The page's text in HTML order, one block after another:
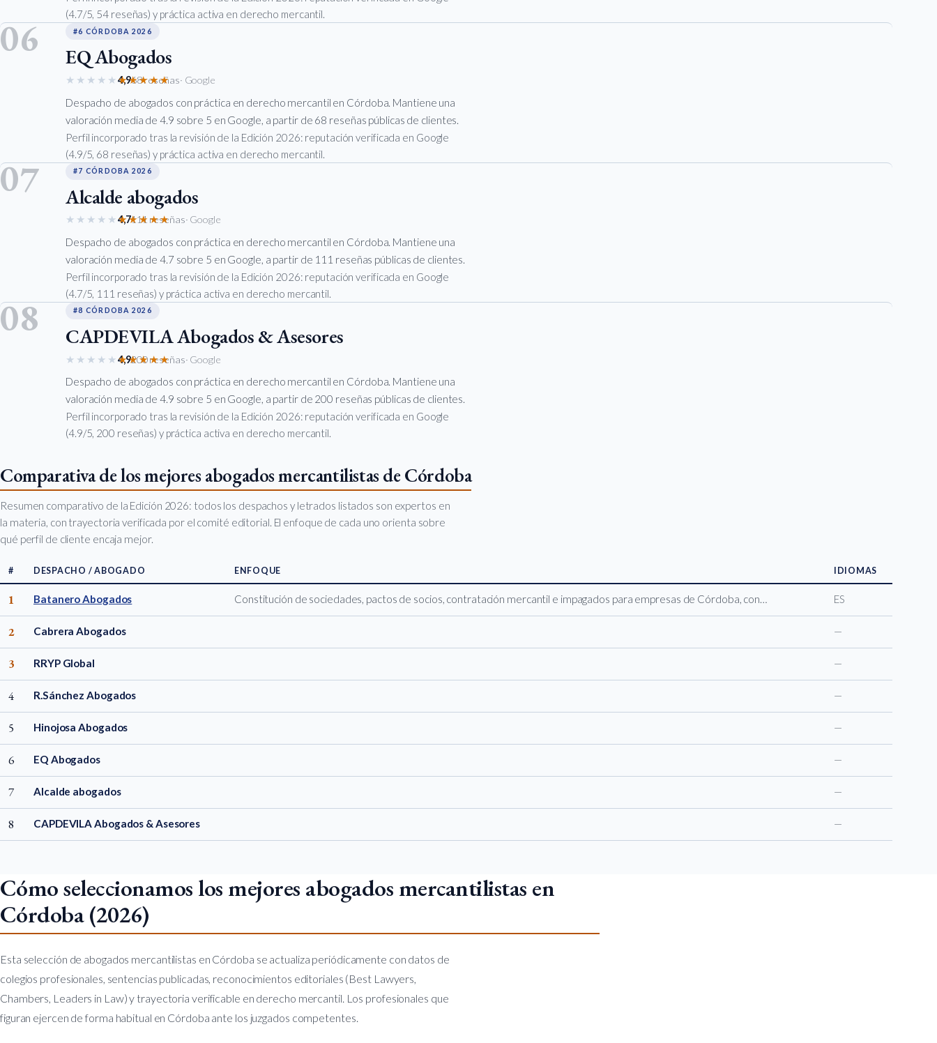
(4.7/5, 54 reseñas) y práctica activa en derecho mercantil.
06 #6 CÓRDOBA 2026
EQ Abogados
★★★★★★★★★★
4,968 reseñas· Google
Despacho de abogados con práctica en derecho mercantil en Córdoba. Mantiene una
valoración media de 4.9 sobre 5 en Google, a partir de 68 reseñas públicas de clientes.
Perfil incorporado tras la revisión de la Edición 2026: reputación verificada en Google
(4.9/5, 68 reseñas) y práctica activa en derecho mercantil.
07 #7 CÓRDOBA 2026
Alcalde abogados
★★★★★★★★★★
4,7111 reseñas· Google
Despacho de abogados con práctica en derecho mercantil en Córdoba. Mantiene una
valoración media de 4.7 sobre 5 en Google, a partir de 111 reseñas públicas de clientes.
Perfil incorporado tras la revisión de la Edición 2026: reputación verificada en Google
(4.7/5, 111 reseñas) y práctica activa en derecho mercantil.
08 #8 CÓRDOBA 2026
CAPDEVILA Abogados & Asesores
★★★★★★★★★★
4,9200 reseñas· Google
Despacho de abogados con práctica en derecho mercantil en Córdoba. Mantiene una
valoración media de 4.9 sobre 5 en Google, a partir de 200 reseñas públicas de clientes.
Perfil incorporado tras la revisión de la Edición 2026: reputación verificada en Google
(4.9/5, 200 reseñas) y práctica activa en derecho mercantil.
Comparativa de los mejores abogados mercantilistas de Córdoba
Resumen comparativo de la Edición 2026: todos los despachos y letrados listados son expertos en
la materia, con trayectoria verificada por el comité editorial. El enfoque de cada uno orienta sobre
qué perfil de cliente encaja mejor.
# DESPACHO / ABOGADO ENFOQUE IDIOMAS
1 Batanero Abogados Constitución de sociedades, pactos de socios, contratación mercantil e impagados para empresas de Córdoba, con… ES
2 Cabrera Abogados —
3 RRYP Global —
4 R.Sánchez Abogados —
5 Hinojosa Abogados —
6 EQ Abogados —
7 Alcalde abogados —
8 CAPDEVILA Abogados & Asesores —
Cómo seleccionamos los mejores abogados mercantilistas en
Córdoba (2026)
Esta selección de abogados mercantilistas en Córdoba se actualiza periódicamente con datos de
colegios profesionales, sentencias publicadas, reconocimientos editoriales (Best Lawyers,
Chambers, Leaders in Law) y trayectoria verificable en derecho mercantil. Los profesionales que
figuran ejercen de forma habitual en Córdoba ante los juzgados competentes.